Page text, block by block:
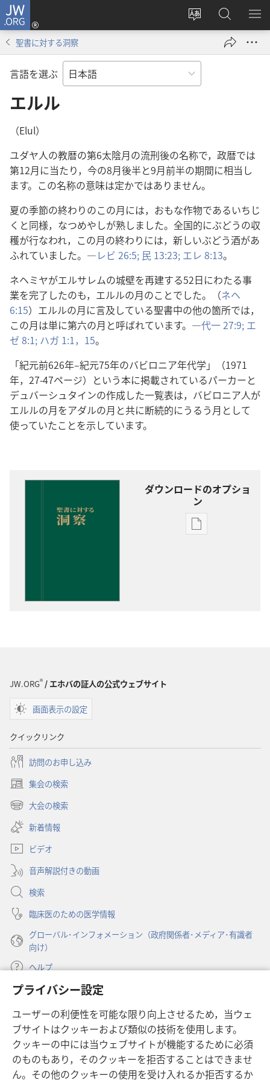
プライバシー設定
ユーザーの利便性を可能な限り向上させるため，当ウェ
ブサイトはクッキーおよび類似の技術を使用します。
クッキーの中には当ウェブサイトが機能するために必須
のものもあり，そのクッキーを拒否することはできませ
ん。その他のクッキーの使用を受け入れるか拒否するか
JW.ORG
サ
ト
の
言
る
ロ
グ
ン
し
開
く）
JW.ORG
の
検
メ
を
聖書に対する洞察
言語を選ぶ
エルル
（Elul）
ユダヤ人の教暦の第6太陰月の流刑後の名称で，政暦では
第12月に当たり，今の8月後半と9月前半の期間に相当し
ます。この名称の意味は定かではありません。
夏の季節の終わりのこの月には，おもな作物であるいちじ
くと同様，なつめやしが熟しました。全国的にぶどうの収
穫が行なわれ，この月の終わりには，新しいぶどう酒があ
ふれていました。―レビ 26:5; 民 13:23; エレ 8:13。
ネヘミヤがエルサレムの城壁を再建する52日にわたる事
業を完了したのも，エルルの月のことでした。（ネヘ
6:15）エルルの月に言及している聖書中の他の箇所では，
この月は単に第六の月と呼ばれています。―代一 27:9; エ
ゼ 8:1; ハガ 1:1， 15。
「紀元前626年–紀元75年のバビロニア年代学」（1971
年，27-47ページ）という本に掲載されているパーカーと
デュバーシュタインの作成した一覧表は，バビロニア人が
エルルの月をアダルの月と共に断続的にうるう月として
使っていたことを示しています。
ダウンロードのオプショ
ン
出
JW.ORG®/ エホバの証人の公式ウェブサイト
画面表示の設定
クイックリンク
訪問のお申し込み
集会の検索
（新
し
タ
で
開
く）
大会の検索
（新
し
い
タ
ブ
で
開
く）
新着情報
ビデオ
音声解説付きの動画
検索
臨床医のための医学情報
グローバル･インフォメーション（政府関係者･メディア･有識者
向け）
ヘルプ
寄付
し
い
タ
ブ
で
ものみの塔 オンライン・ライブラリー
（新
し
い
タ
JW Hub ®
（新
し